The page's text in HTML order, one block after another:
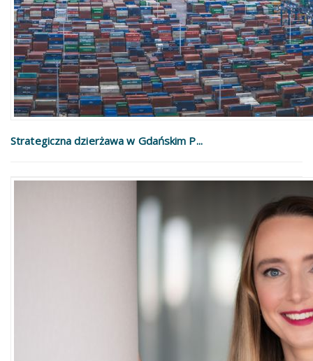
Strategiczna dzierżawa w Gdańskim P...